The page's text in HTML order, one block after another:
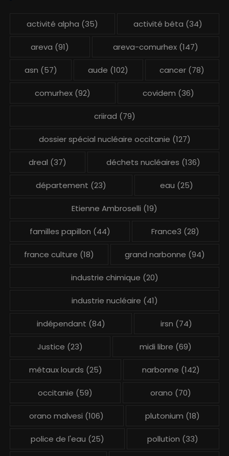
activité alpha (35) activité béta (34)
areva (91) areva-comurhex(147)
asn (57) aude (102) cancer (78)
comurhex (92) covidem (36)
criirad (79)
dossier spécial nucléaire occitanie (127)
dreal (37) déchets nucléaires (136)
département (23) eau (25)
Etienne Ambroselli (19)
familles papillon (44) France3 (28)
france culture (18) grand narbonne (94)
industrie chimique (20)
industrie nucléaire (41)
indépendant (84) irsn (74)
Justice (23) midi libre (69)
métaux lourds (25) narbonne (142)
occitanie (59) orano (70)
orano malvesi (106) plutonium (18)
police de l'eau (25) pollution (33)